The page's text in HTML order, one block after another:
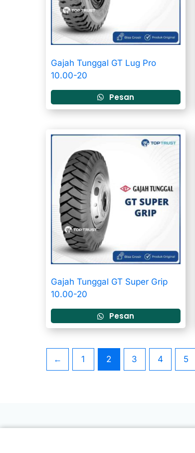
Gajah Tunggal GT Lug Pro
10.00-20
Pesan
Gajah Tunggal GT Super Grip
10.00-20
Pesan
← 1 2 3 4 5